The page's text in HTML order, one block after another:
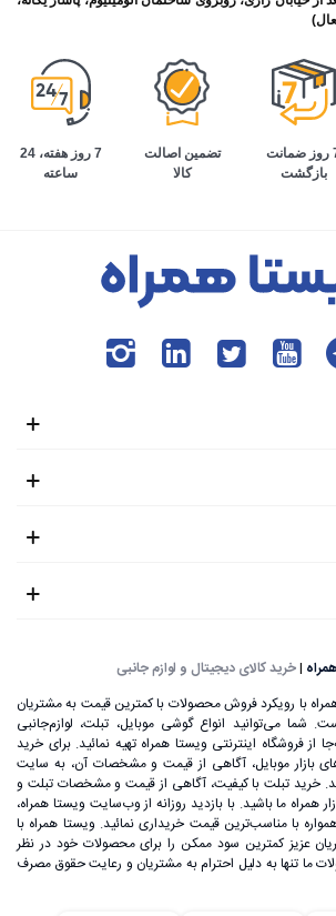
7 روز ضمانت
بازگشت
تضمین اصالت
کالا
7 روز هفته، 24
ساعته
|خرید کالای دیجیتال و لوازم جانبی
با رویکرد فروش محصولات با کمترین قیمت به مشتریان
شما می‌توانید انواع گوشی موبایل، تبلت، لوازم‌جانبی
از فروشگاه اینترنتی ویستا همراه تهیه نمائید. برای خرید
بازار موبایل، آگاهی از قیمت و مشخصات آن، به ‌سایت
خرید تبلت با کیفیت، آگاهی از قیمت و مشخصات تبلت و
همراه ما باشید. با بازدید روزانه از وب‌سایت ویستا همراه،
با مناسب‌ترین قیمت خریداری نمائید. ویستا همراه با
عزیز کمترین سود ممکن را برای محصولات خود در نظر
ما تنها به دلیل احترام به مشتریان و رعایت حقوق مصرف